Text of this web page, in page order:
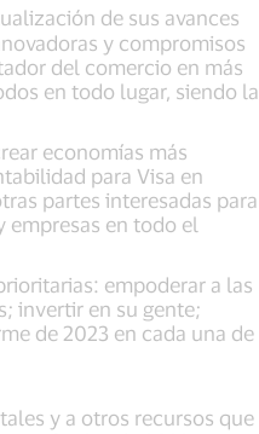
de sus avances
y compromisos
del comercio en más
en todo lugar, siendo la
economías más
para Visa en
partes interesadas para
en todo el
empoderar a las
invertir en su gente;
de 2023 en cada una de
y a otros recursos que